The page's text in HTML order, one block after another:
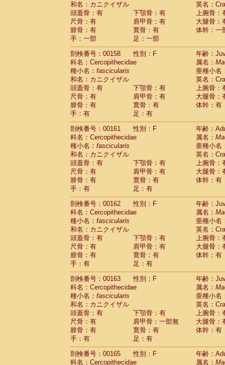
和名：カニクイザル
英名：
頭蓋骨：有
下顎骨：有
上腕骨：
尺骨：有
肩甲骨：有
大腿骨：
腓骨：有
寛骨：有
体幹：一
手：一部
足：一部
剖検番号：00158
性別：F
年齢：
科名：Cercopithecidae
属名：
種小名： fascicularis
亜種小名
和名：カニクイザル
英名：
頭蓋骨：有
下顎骨：有
上腕骨：
尺骨：有
肩甲骨：有
大腿骨：
腓骨：有
寛骨：有
体幹：有
手：有
足：有
剖検番号：00161
性別：F
年齢：
科名：Cercopithecidae
属名：
種小名： fascicularis
亜種小名
和名：カニクイザル
英名：
頭蓋骨：有
下顎骨：有
上腕骨：
尺骨：有
肩甲骨：有
大腿骨：
腓骨：有
寛骨：有
体幹：有
手：有
足：有
剖検番号：00162
性別：F
年齢：
科名：Cercopithecidae
属名：
種小名： fascicularis
亜種小名
和名：カニクイザル
英名：
頭蓋骨：有
下顎骨：有
上腕骨：
尺骨：有
肩甲骨：有
大腿骨：
腓骨：有
寛骨：有
体幹：有
手：有
足：有
剖検番号：00163
性別：F
年齢：
科名：Cercopithecidae
属名：
種小名： fascicularis
亜種小名
和名：カニクイザル
英名：
頭蓋骨：有
下顎骨：有
上腕骨：
尺骨：有
肩甲骨：一部無
大腿骨：
腓骨：有
寛骨：有
体幹：有
手：有
足：有
剖検番号：00165
性別：F
年齢：
科名：Cercopithecidae
属名：